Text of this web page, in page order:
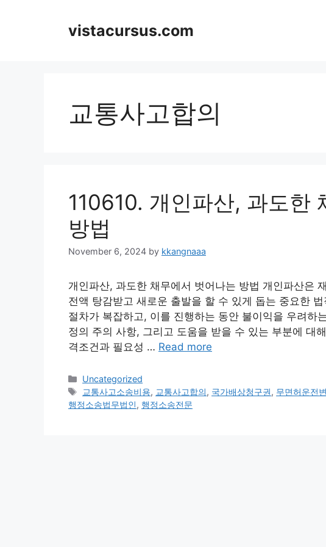
vistacursus.com
교통사고합의
110610. 개인파산, 과도한
방법
November 6, 2024 by kkangnaaa
개인파산, 과도한 채무에서 벗어나는 방법 개인파산은
전액 탕감받고 새로운 출발을 할 수 있게 돕는 중요한
절차가 복잡하고, 이를 진행하는 동안 불이익을 우려하
정의 주의 사항, 그리고 도움을 받을 수 있는 부분에 대
격조건과 필요성 … Read more
Categories
Uncategorized
Tags
교통사고소송비용, 교통사고합의, 국가배상청구권, 무면허운전
행정소송법무법인, 행정소송전문